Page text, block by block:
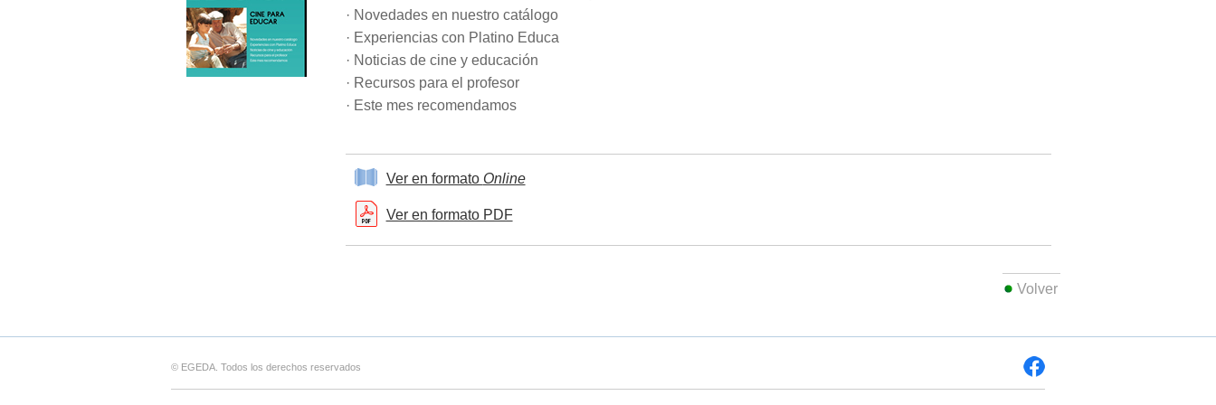
· Novedades en nuestro catálogo
· Experiencias con Platino Educa
· Noticias de cine y educación
· Recursos para el profesor
· Este mes recomendamos
Ver en formato Online
Ver en formato PDF
Volver
© EGEDA. Todos los derechos reservados